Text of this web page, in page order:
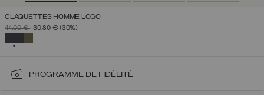
CLAQUETTES HOMME LOGO
PRIX RÉDUIT DE
44,00 €À30,80 €(30%)
PROGRAMME DE FIDÉLITÉ